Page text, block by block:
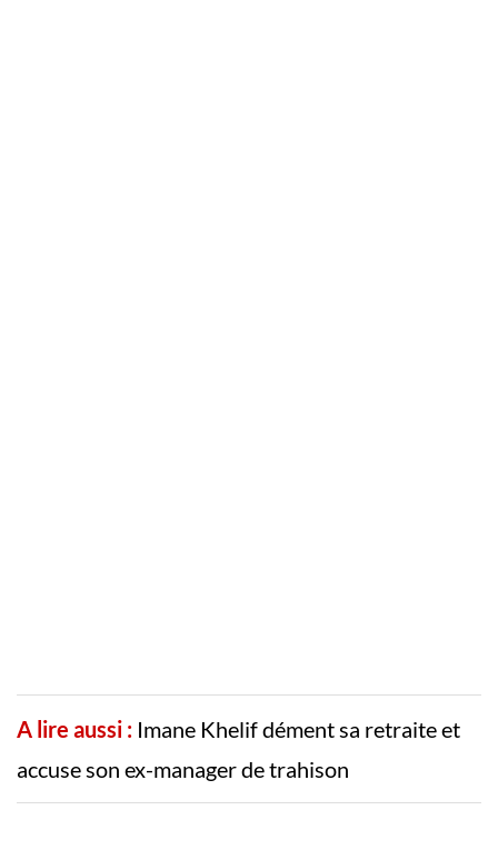
A lire aussi : Imane Khelif dément sa retraite et
accuse son ex-manager de trahison